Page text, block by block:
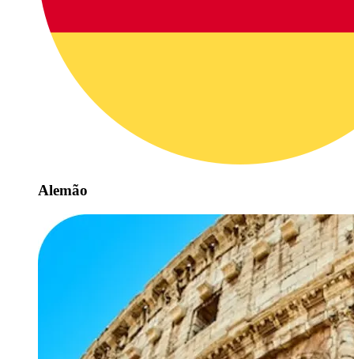
Alemão